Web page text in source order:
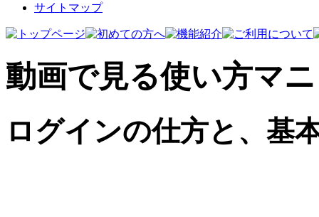
サイトマップ
動画で見る使い方マ
ログインの仕方と、基